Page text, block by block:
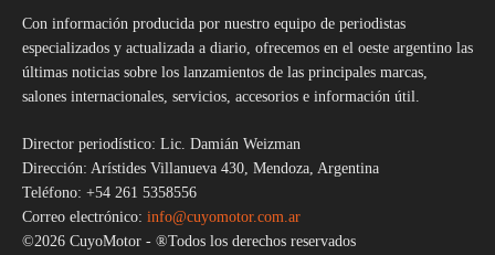
Con información producida por nuestro equipo de periodistas
especializados y actualizada a diario, ofrecemos en el oeste argentino las
últimas noticias sobre los lanzamientos de las principales marcas,
salones internacionales, servicios, accesorios e información útil.
Director periodístico: Lic. Damián Weizman
Dirección: Arístides Villanueva 430, Mendoza, Argentina
Teléfono: +54 261 5358556
Correo electrónico: info@cuyomotor.com.ar
©2026 CuyoMotor - ®Todos los derechos reservados